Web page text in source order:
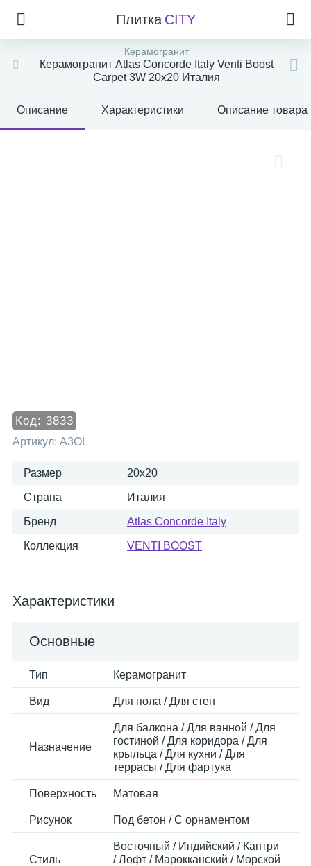
Плитка CITY
Керамогранит
Керамогранит Atlas Concorde Italy Venti Boost
Carpet 3W 20x20 Италия
Описание Характеристики Описание товара
Код: 3833
Артикул: A3OL
Размер 20x20
Страна Италия
Бренд Atlas Concorde Italy
Коллекция VENTI BOOST
Характеристики
Основные
Тип Керамогранит
Вид Для пола / Для стен
Назначение
Для балкона / Для ванной / Для
гостиной / Для коридора / Для
крыльца / Для кухни / Для
террасы / Для фартука
Поверхность Матовая
Рисунок Под бетон / С орнаментом
Стиль
Восточный / Индийский / Кантри
/ Лофт / Марокканский / Морской